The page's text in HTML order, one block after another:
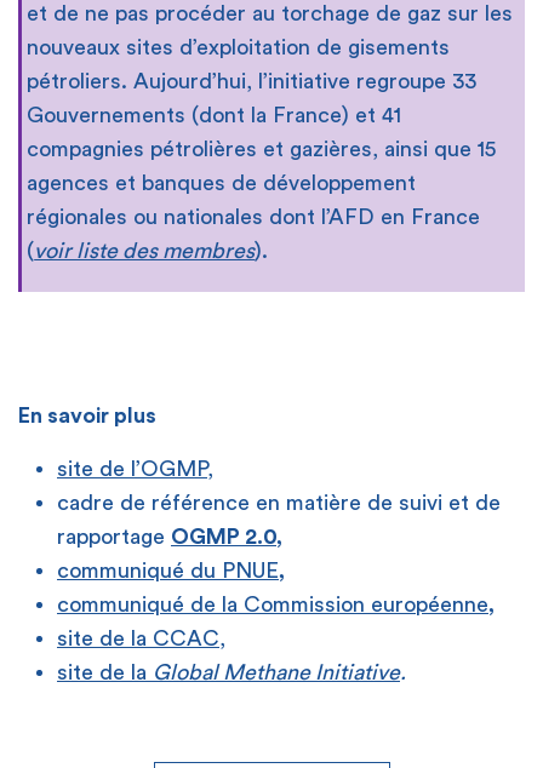
et de ne pas procéder au torchage de gaz sur les
nouveaux sites d’exploitation de gisements
pétroliers. Aujourd’hui, l’initiative regroupe 33
Gouvernements (dont la France) et 41
compagnies pétrolières et gazières, ainsi que 15
agences et banques de développement
régionales ou nationales dont l’AFD en France
(voir liste des membres).
En savoir plus
site de l’OGMP,
cadre de référence en matière de suivi et de
rapportage OGMP 2.0,
communiqué du PNUE,
communiqué de la Commission européenne,
site de la CCAC,
site de la Global Methane Initiative.